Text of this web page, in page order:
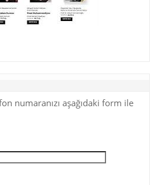
numaranızı aşağıdaki form ile